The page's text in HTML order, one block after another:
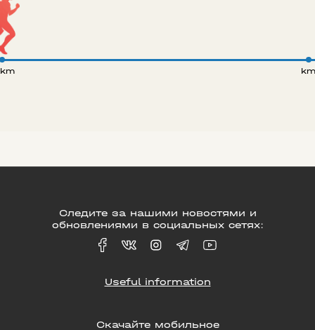
km
Скачайте мобильное
Следите за нашими новостями и
обновлениями в социальных сетях:
Useful information